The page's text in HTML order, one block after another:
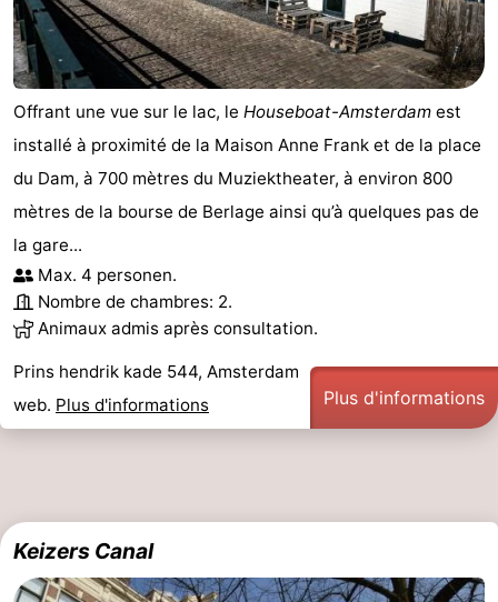
Offrant une vue sur le lac, le Houseboat-Amsterdam est
installé à proximité de la Maison Anne Frank et de la place
du Dam, à 700 mètres du Muziektheater, à environ 800
mètres de la bourse de Berlage ainsi qu’à quelques pas de
la gare...
Max. 4 personen.
Nombre de chambres: 2.
Animaux admis après consultation.
Prins hendrik kade 544, Amsterdam
web. Plus d'informations Plus d'informations
Keizers Canal